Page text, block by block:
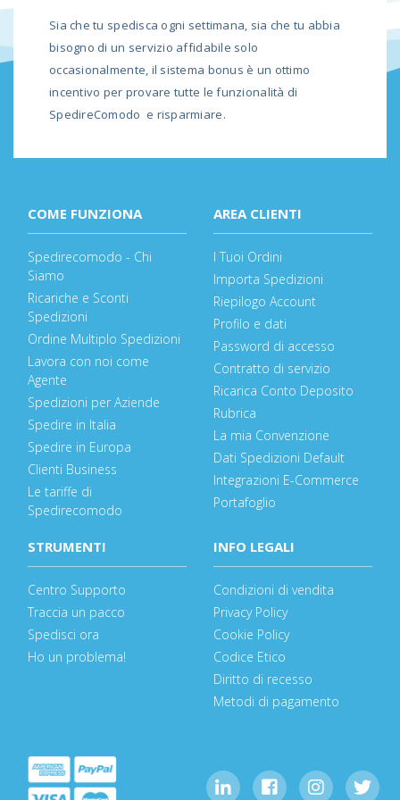
Sia che tu spedisca ogni settimana, sia che tu abbia
bisogno di un servizio affidabile solo
occasionalmente, il sistema bonus è un ottimo
incentivo per provare tutte le funzionalità di
SpedireComodo e risparmiare.
COME FUNZIONA
Spedirecomodo - Chi
Siamo
Ricariche e Sconti
Spedizioni
Ordine Multiplo Spedizioni
Lavora con noi come
Agente
Spedizioni per Aziende
Spedire in Italia
Spedire in Europa
Clienti Business
Le tariffe di
Spedirecomodo
AREA CLIENTI
I Tuoi Ordini
Importa Spedizioni
Riepilogo Account
Profilo e dati
Password di accesso
Contratto di servizio
Ricarica Conto Deposito
Rubrica
La mia Convenzione
Dati Spedizioni Default
Integrazioni E-Commerce
Portafoglio
STRUMENTI
Centro Supporto
Traccia un pacco
Spedisci ora
Ho un problema!
INFO LEGALI
Condizioni di vendita
Privacy Policy
Cookie Policy
Codice Etico
Diritto di recesso
Metodi di pagamento